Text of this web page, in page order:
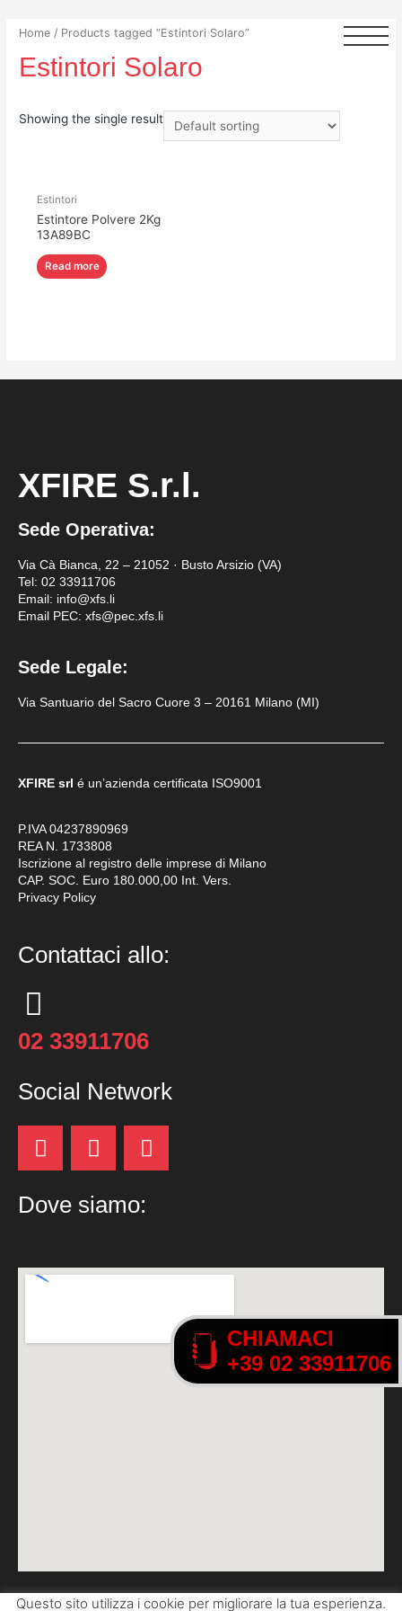
Home / Products tagged “Estintori Solaro”
Estintori Solaro
Showing the single result
Estintori
Estintore Polvere 2Kg
13A89BC
Read more
XFIRE S.r.l.
Sede Operativa:
Via Cà Bianca, 22 – 21052 · Busto Arsizio (VA)
Tel: 02 33911706
Email: info@xfs.li
Email PEC: xfs@pec.xfs.li
Sede Legale:
Via Santuario del Sacro Cuore 3 – 20161 Milano (MI)
XFIRE srl é un’azienda certificata ISO9001
P.IVA 04237890969
REA N. 1733808
Iscrizione al registro delle imprese di Milano
CAP. SOC. Euro 180.000,00 Int. Vers.
Privacy Policy
Contattaci allo:
02 33911706
Social Network
CHIAMACI
+39 02 33911706
Dove siamo:
CHIAMACI
+39 02 33911706
Questo sito utilizza i cookie per migliorare la tua esperienza.